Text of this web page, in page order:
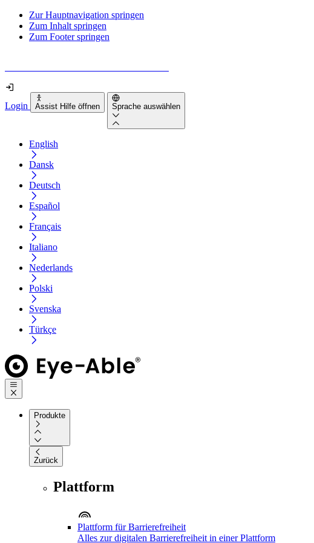
Zur Hauptnavigation springen
Zum Inhalt springen
Zum Footer springen
Login Assist Hilfe öffnen Sprache auswählen
English
Dansk
Deutsch
Español
Français
Italiano
Nederlands
Polski
Svenska
Türkçe
Produkte
Zurück
Plattform
Plattform für Barrierefreiheit
Alles zur digitalen Barrierefreiheit in einer Plattform